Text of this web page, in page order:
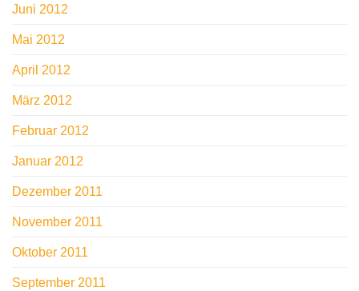
Juni 2012
Mai 2012
April 2012
März 2012
Februar 2012
Januar 2012
Dezember 2011
November 2011
Oktober 2011
September 2011